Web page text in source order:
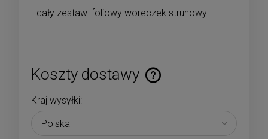
- cały zestaw: foliowy woreczek strunowy
Koszty dostawy
Cena nie zawiera ewentualnych kosztów płatności
Kraj wysyłki: